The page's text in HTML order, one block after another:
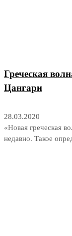
Греческая
Цангари
28.03.2020
«Новая греческая
недавно. Такое